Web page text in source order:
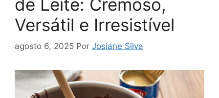
de Leite: Cremoso,
Versátil e Irresistível
agosto 6, 2025 Por Josiane Silva